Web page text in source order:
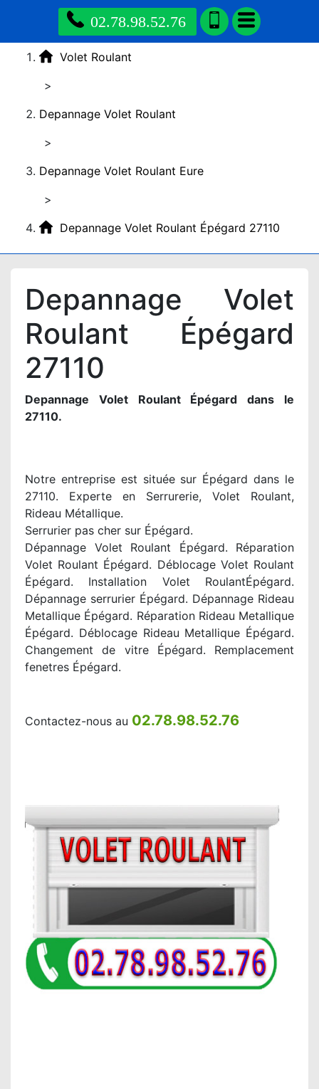
02.78.98.52.76
Volet Roulant
>
Depannage Volet Roulant
>
Depannage Volet Roulant Eure
>
Depannage Volet Roulant Épégard 27110
Depannage Volet
Roulant Épégard
27110
Depannage Volet Roulant Épégard dans le
27110.
Notre entreprise est située sur Épégard dans le
27110. Experte en Serrurerie, Volet Roulant,
Rideau Métallique.
Serrurier pas cher sur Épégard.
Dépannage Volet Roulant Épégard. Réparation
Volet Roulant Épégard. Déblocage Volet Roulant
Épégard. Installation Volet RoulantÉpégard.
Dépannage serrurier Épégard. Dépannage Rideau
Metallique Épégard. Réparation Rideau Metallique
Épégard. Déblocage Rideau Metallique Épégard.
Changement de vitre Épégard. Remplacement
fenetres Épégard.
Contactez-nous au 02.78.98.52.76